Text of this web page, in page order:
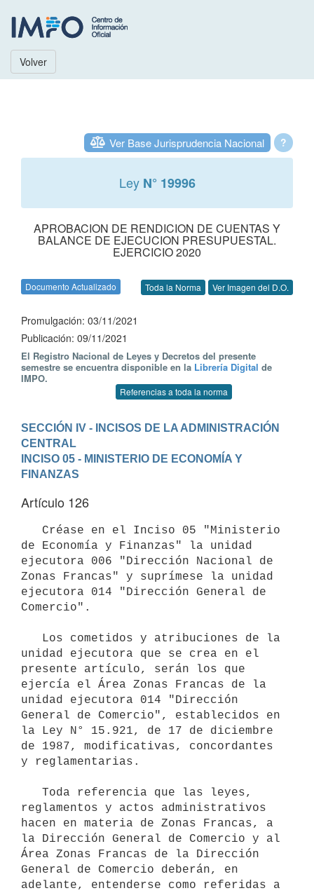
Volver
?
Ver Base Jurisprudencia Nacional
Ley N° 19996
APROBACION DE RENDICION DE CUENTAS Y
BALANCE DE EJECUCION PRESUPUESTAL.
EJERCICIO 2020
Documento Actualizado Toda la Norma Ver Imagen del D.O.
Promulgación: 03/11/2021
Publicación: 09/11/2021
El Registro Nacional de Leyes y Decretos del presente
semestre se encuentra disponible en la Librería Digital de
IMPO.
Referencias a toda la norma
SECCIÓN IV - INCISOS DE LA ADMINISTRACIÓN
CENTRAL
INCISO 05 - MINISTERIO DE ECONOMÍA Y
FINANZAS
Artículo 126
de Economía y Finanzas" la unidad
ejecutora 006 "Dirección Nacional de
Zonas Francas" y suprímese la unidad
ejecutora 014 "Dirección General de
Comercio".
unidad ejecutora que se crea en el
presente artículo, serán los que
ejercía el Área Zonas Francas de la
unidad ejecutora 014 "Dirección
General de Comercio", establecidos en
la Ley N° 15.921, de 17 de diciembre
de 1987, modificativas, concordantes
y reglamentarias.
reglamentos y actos administrativos
hacen en materia de Zonas Francas, a
la Dirección General de Comercio y al
Área Zonas Francas de la Dirección
General de Comercio deberán, en
adelante, entenderse como referidas a